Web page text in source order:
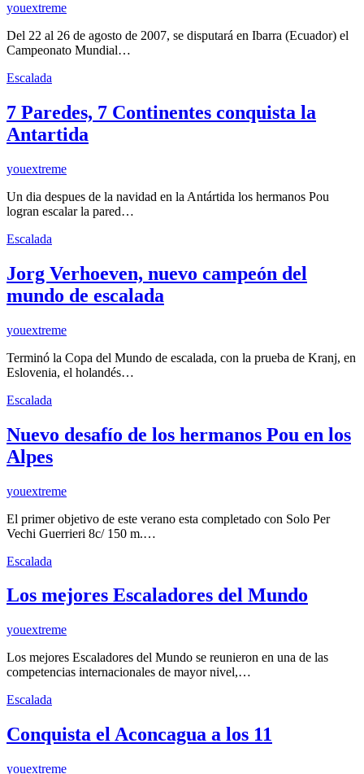
youextreme
Del 22 al 26 de agosto de 2007, se disputará en Ibarra (Ecuador) el
Campeonato Mundial…
Escalada
7 Paredes, 7 Continentes conquista la
Antartida
youextreme
Un dia despues de la navidad en la Antártida los hermanos Pou
logran escalar la pared…
Escalada
Jorg Verhoeven, nuevo campeón del
mundo de escalada
youextreme
Terminó la Copa del Mundo de escalada, con la prueba de Kranj, en
Eslovenia, el holandés…
Escalada
Nuevo desafío de los hermanos Pou en los
Alpes
youextreme
El primer objetivo de este verano esta completado con Solo Per
Vechi Guerrieri 8c/ 150 m.…
Escalada
Los mejores Escaladores del Mundo
youextreme
Los mejores Escaladores del Mundo se reunieron en una de las
competencias internacionales de mayor nivel,…
Escalada
Conquista el Aconcagua a los 11
youextreme